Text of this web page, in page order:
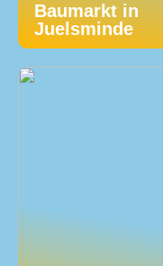
Baumarkt in
Juelsminde